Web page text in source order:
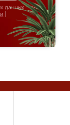
данных